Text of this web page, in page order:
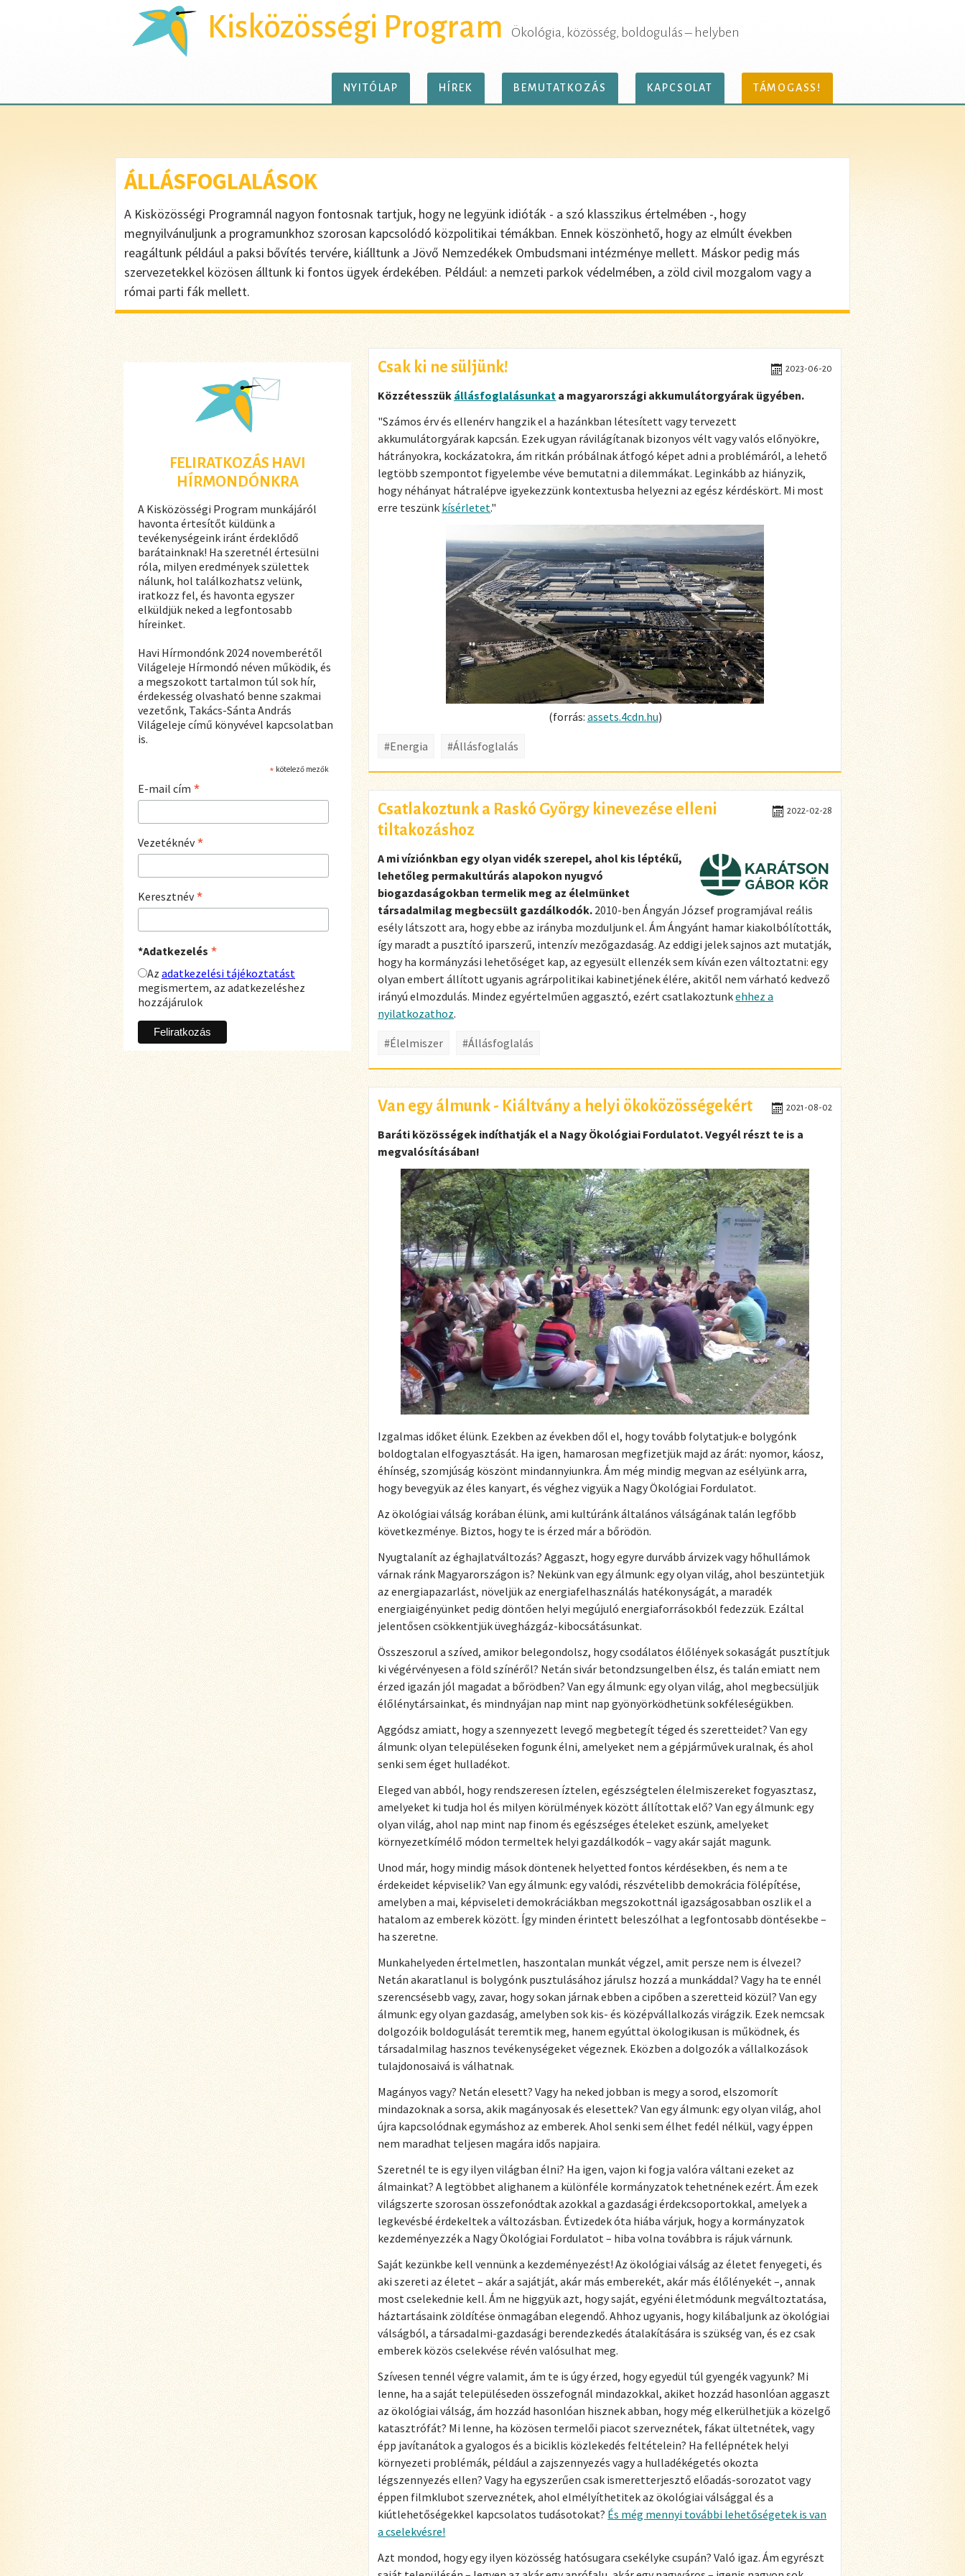
Kisközösségi Program Ökológia, közösség, boldogulás – helyben
NYITÓLAP HÍREK BEMUTATKOZÁS KAPCSOLAT TÁMOGASS!
ÁLLÁSFOGLALÁSOK
A Kisközösségi Programnál nagyon fontosnak tartjuk, hogy ne legyünk idióták - a szó klasszikus értelmében -, hogy
megnyilvánuljunk a programunkhoz szorosan kapcsolódó közpolitikai témákban. Ennek köszönhető, hogy az elmúlt években
reagáltunk például a paksi bővítés tervére, kiálltunk a Jövő Nemzedékek Ombudsmani intézménye mellett. Máskor pedig más
szervezetekkel közösen álltunk ki fontos ügyek érdekében. Például: a nemzeti parkok védelmében, a zöld civil mozgalom vagy a
római parti fák mellett.
FELIRATKOZÁS HAVI
HÍRMONDÓNKRA
A Kisközösségi Program munkájáról
havonta értesítőt küldünk a
tevékenységeink iránt érdeklődő
barátainknak! Ha szeretnél értesülni
róla, milyen eredmények születtek
nálunk, hol találkozhatsz velünk,
iratkozz fel, és havonta egyszer
elküldjük neked a legfontosabb
híreinket.
Havi Hírmondónk 2024 novemberétől
Világeleje Hírmondó néven működik, és
a megszokott tartalmon túl sok hír,
érdekesség olvasható benne szakmai
vezetőnk, Takács-Sánta András
Világeleje című könyvével kapcsolatban
is.
* kötelező mezők
E-mail cím *
Vezetéknév*
Keresztnév*
*Adatkezelés *
Az adatkezelési tájékoztatást
megismertem, az adatkezeléshez
hozzájárulok
Csak ki ne süljünk! 2023-06-20
Közzétesszük állásfoglalásunkat a magyarországi akkumulátorgyárak ügyében.
"Számos érv és ellenérv hangzik el a hazánkban létesített vagy tervezett
akkumulátorgyárak kapcsán. Ezek ugyan rávilágítanak bizonyos vélt vagy valós előnyökre,
hátrányokra, kockázatokra, ám ritkán próbálnak átfogó képet adni a problémáról, a lehető
legtöbb szempontot figyelembe véve bemutatni a dilemmákat. Leginkább az hiányzik,
hogy néhányat hátralépve igyekezzünk kontextusba helyezni az egész kérdéskört. Mi most
erre teszünk kísérletet."
(forrás: assets.4cdn.hu)
#Energia #Állásfoglalás
Csatlakoztunk a Raskó György kinevezése elleni
tiltakozáshoz
2022-02-28
A mi víziónkban egy olyan vidék szerepel, ahol kis léptékű,
lehetőleg permakultúrás alapokon nyugvó
biogazdaságokban termelik meg az élelmünket
társadalmilag megbecsült gazdálkodók. 2010-ben Ángyán József programjával reális
esély látszott ara, hogy ebbe az irányba mozduljunk el. Ám Ángyánt hamar kiakolbólították,
így maradt a pusztító iparszerű, intenzív mezőgazdaság. Az eddigi jelek sajnos azt mutatják,
hogy ha kormányzási lehetőséget kap, az egyesült ellenzék sem kíván ezen változtatni: egy
olyan embert állított ugyanis agrárpolitikai kabinetjének élére, akitől nem várható kedvező
irányú elmozdulás. Mindez egyértelműen aggasztó, ezért csatlakoztunkehhez a
nyilatkozathoz.
#Élelmiszer #Állásfoglalás
Van egy álmunk - Kiáltvány a helyi ökoközösségekért 2021-08-02
Baráti közösségek indíthatják el a Nagy Ökológiai Fordulatot. Vegyél részt te is a
megvalósításában!
Izgalmas időket élünk. Ezekben az években dől el, hogy tovább folytatjuk-e bolygónk
boldogtalan elfogyasztását. Ha igen, hamarosan megfizetjük majd az árát: nyomor, káosz,
éhínség, szomjúság köszönt mindannyiunkra. Ám még mindig megvan az esélyünk arra,
hogy bevegyük az éles kanyart, és véghez vigyük a Nagy Ökológiai Fordulatot.
Az ökológiai válság korában élünk, ami kultúránk általános válságának talán legfőbb
következménye. Biztos, hogy te is érzed már a bőrödön.
Nyugtalanít az éghajlatváltozás? Aggaszt, hogy egyre durvább árvizek vagy hőhullámok
várnak ránk Magyarországon is? Nekünk van egy álmunk: egy olyan világ, ahol beszüntetjük
az energiapazarlást, növeljük az energiafelhasználás hatékonyságát, a maradék
energiaigényünket pedig döntően helyi megújuló energiaforrásokból fedezzük. Ezáltal
jelentősen csökkentjük üvegházgáz-kibocsátásunkat.
Összeszorul a szíved, amikor belegondolsz, hogy csodálatos élőlények sokaságát pusztítjuk
ki végérvényesen a föld színéről? Netán sivár betondzsungelben élsz, és talán emiatt nem
érzed igazán jól magadat a bőrödben? Van egy álmunk: egy olyan világ, ahol megbecsüljük
élőlénytársainkat, és mindnyájan nap mint nap gyönyörködhetünk sokféleségükben.
Aggódsz amiatt, hogy a szennyezett levegő megbetegít téged és szeretteidet? Van egy
álmunk: olyan településeken fogunk élni, amelyeket nem a gépjárművek uralnak, és ahol
senki sem éget hulladékot.
Eleged van abból, hogy rendszeresen íztelen, egészségtelen élelmiszereket fogyasztasz,
amelyeket ki tudja hol és milyen körülmények között állítottak elő? Van egy álmunk: egy
olyan világ, ahol nap mint nap finom és egészséges ételeket eszünk, amelyeket
környezetkímélő módon termeltek helyi gazdálkodók – vagy akár saját magunk.
Unod már, hogy mindig mások döntenek helyetted fontos kérdésekben, és nem a te
érdekeidet képviselik? Van egy álmunk: egy valódi, részvételibb demokrácia fölépítése,
amelyben a mai, képviseleti demokráciákban megszokottnál igazságosabban oszlik el a
hatalom az emberek között. Így minden érintett beleszólhat a legfontosabb döntésekbe –
ha szeretne.
Munkahelyeden értelmetlen, haszontalan munkát végzel, amit persze nem is élvezel?
Netán akaratlanul is bolygónk pusztulásához járulsz hozzá a munkáddal? Vagy ha te ennél
szerencsésebb vagy, zavar, hogy sokan járnak ebben a cipőben a szeretteid közül? Van egy
álmunk: egy olyan gazdaság, amelyben sok kis- és középvállalkozás virágzik. Ezek nemcsak
dolgozóik boldogulását teremtik meg, hanem egyúttal ökologikusan is működnek, és
társadalmilag hasznos tevékenységeket végeznek. Eközben a dolgozók a vállalkozások
tulajdonosaivá is válhatnak.
Magányos vagy? Netán elesett? Vagy ha neked jobban is megy a sorod, elszomorít
mindazoknak a sorsa, akik magányosak és elesettek? Van egy álmunk: egy olyan világ, ahol
újra kapcsolódnak egymáshoz az emberek. Ahol senki sem élhet fedél nélkül, vagy éppen
nem maradhat teljesen magára idős napjaira.
Szeretnél te is egy ilyen világban élni? Ha igen, vajon ki fogja valóra váltani ezeket az
álmainkat? A legtöbbet alighanem a különféle kormányzatok tehetnének ezért. Ám ezek
világszerte szorosan összefonódtak azokkal a gazdasági érdekcsoportokkal, amelyek a
legkevésbé érdekeltek a változásban. Évtizedek óta hiába várjuk, hogy a kormányzatok
kezdeményezzék a Nagy Ökológiai Fordulatot – hiba volna továbbra is rájuk várnunk.
Saját kezünkbe kell vennünk a kezdeményezést! Az ökológiai válság az életet fenyegeti, és
aki szereti az életet – akár a sajátját, akár más emberekét, akár más élőlényekét –, annak
most cselekednie kell. Ám ne higgyük azt, hogy saját, egyéni életmódunk megváltoztatása,
háztartásaink zöldítése önmagában elegendő. Ahhoz ugyanis, hogy kilábaljunk az ökológiai
válságból, a társadalmi-gazdasági berendezkedés átalakítására is szükség van, és ez csak
emberek közös cselekvése révén valósulhat meg.
Szívesen tennél végre valamit, ám te is úgy érzed, hogy egyedül túl gyengék vagyunk? Mi
lenne, ha a saját településeden összefognál mindazokkal, akiket hozzád hasonlóan aggaszt
az ökológiai válság, ám hozzád hasonlóan hisznek abban, hogy még elkerülhetjük a közelgő
katasztrófát? Mi lenne, ha közösen termelői piacot szerveznétek, fákat ültetnétek, vagy
épp javítanátok a gyalogos és a biciklis közlekedés feltételein? Ha fellépnétek helyi
környezeti problémák, például a zajszennyezés vagy a hulladékégetés okozta
légszennyezés ellen? Vagy ha egyszerűen csak ismeretterjesztő előadás-sorozatot vagy
éppen filmklubot szerveznétek, ahol elmélyíthetitek az ökológiai válsággal és a
kiútlehetőségekkel kapcsolatos tudásotokat? És még mennyi további lehetőségetek is van
a cselekvésre!
Azt mondod, hogy egy ilyen közösség hatósugara csekélyke csupán? Való igaz. Ám egyrészt